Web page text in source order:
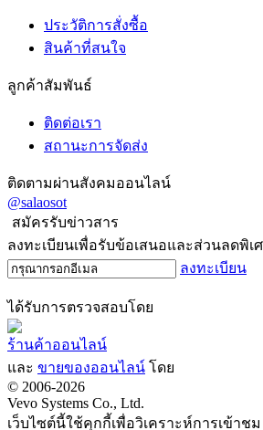
ประวัติการสั่งซื้อ
สินค้าที่สนใจ
ลูกค้าสัมพันธ์
ติดต่อเรา
สถานะการจัดส่ง
ติดตามผ่านสังคมออนไลน์
@salaosot
สมัครรับข่าวสาร
ลงทะเบียนเพื่อรับข้อเสนอและส่วนลดพิเ
ลงทะเบียน
ได้รับการตรวจสอบโดย
ร้านค้าออนไลน์
และ ขายของออนไลน์ โดย
© 2006-2026
Vevo Systems Co., Ltd.
เว็บไซต์นี้ใช้คุกกี้เพื่อวิเคราะห์การเข้าช